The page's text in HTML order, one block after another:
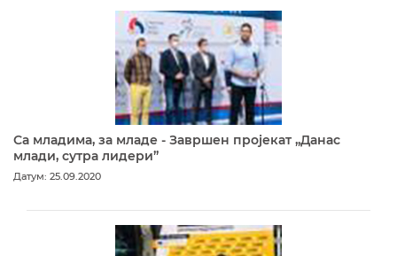
Са младима, за младе - Завршен пројекат „Данас
млади, сутра лидери”
Датум: 25.09.2020